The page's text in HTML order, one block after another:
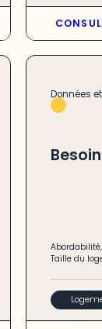
Données
Abordabilité,
Taille du